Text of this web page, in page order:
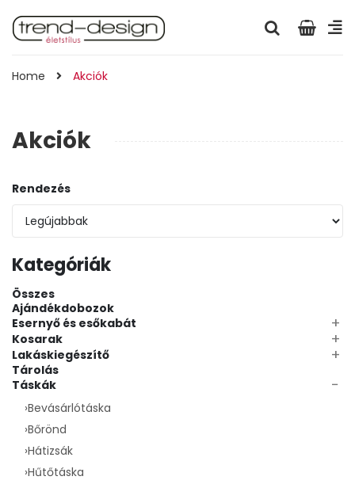
Home Akciók
Akciók
Rendezés
Kategóriák
Összes
Ajándékdobozok
Esernyő és esőkabát
+
Kosarak +
Lakáskiegészítő +
Tárolás
Táskák
−
›Bevásárlótáska
›Bőrönd
›Hátizsák
›Hűtőtáska